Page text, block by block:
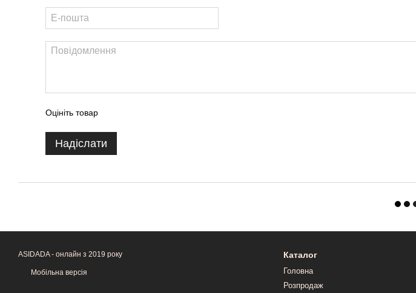
Оцініть товар
Надіслати
ASIDADA - онлайн з 2019 року
Мобільна версія
Каталог
Головна
Розпродаж